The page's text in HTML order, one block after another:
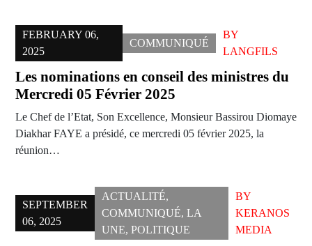
FEBRUARY 06,
2025
COMMUNIQUÉ
BY
LANGFILS
Les nominations en conseil des ministres du
Mercredi 05 Février 2025
Le Chef de l’Etat, Son Excellence, Monsieur Bassirou Diomaye
Diakhar FAYE a présidé, ce mercredi 05 février 2025, la
réunion…
SEPTEMBER
06, 2025
ACTUALITÉ,
COMMUNIQUÉ, LA
UNE, POLITIQUE
BY
KERANOS
MEDIA